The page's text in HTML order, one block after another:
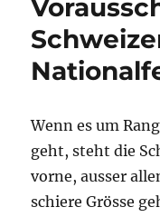
Wenn es um
geht, steht die
vorne, ausser
schiere Grösse